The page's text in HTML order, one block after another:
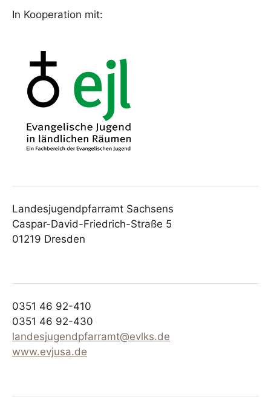
In Kooperation mit:
Landesjugendpfarramt Sachsens
Caspar-David-Friedrich-Straße 5
01219 Dresden
0351 46 92-410
0351 46 92-430
landesjugendpfarramt@evlks.de
www.evjusa.de